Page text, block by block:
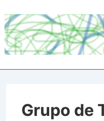
para
Grupo de